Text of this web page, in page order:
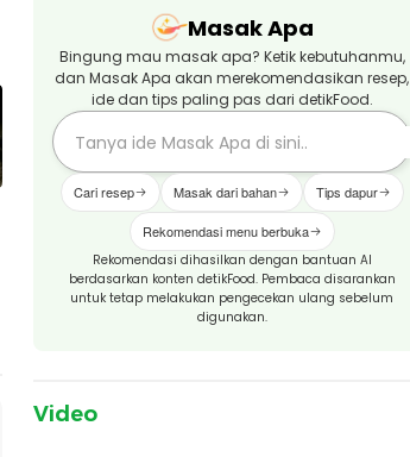
Masak Apa
Bingung mau masak apa? Ketik kebutuhanmu,
dan Masak Apa akan merekomendasikan resep,
ide dan tips paling pas dari detikFood.
Cari resep Masak dari bahan Tips dapur
Rekomendasi menu berbuka
Rekomendasi dihasilkan dengan bantuan AI
berdasarkan konten detikFood. Pembaca disarankan
untuk tetap melakukan pengecekan ulang sebelum
digunakan.
Video